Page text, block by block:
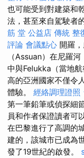
也可能受到對建築和
法，甚至來自駕駛者
筋 堂 公益店 傳統 整
評論 會議點心 開羅
（Assuan）在尼羅
中與Felukka（當地航
高的亞洲國家不僅令
體驗。 經絡調理證照
第一筆鉛筆或偵探細
員和作者保證讀者可
在巴黎進行了高調的
建的，該城市已成為
發了19世紀的啟發。